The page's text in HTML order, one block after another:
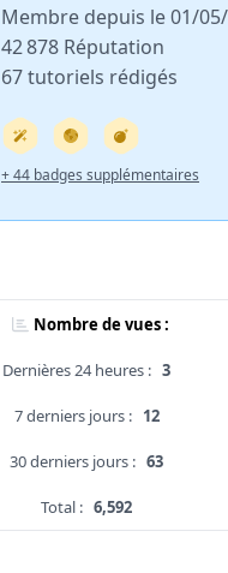
Membre depuis le 01/
42 878 Réputation
67 tutoriels rédigés
+ 44 badges supplémentaires
Nombre de vues :
Dernières 24 heures : 3
7 derniers jours : 12
30 derniers jours : 63
Total : 6,592